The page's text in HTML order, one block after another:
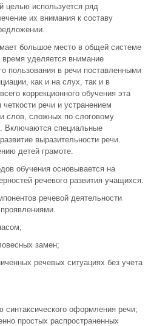
целью используется ряд
их внимания к составу
большое место в общей системе
время уделяется внимание
пользования в речи поставленными
как и на слух, так и в
коррекционного обучения эта
речи и устранением
слов, сложных по слоговому
Включаются специальные
выразительности речи.
детей грамоте.
обучения основывается на
речевого развития учащихся.
речевой деятельности
замен;
речевых ситуациях без учета
синтаксического оформления речи;
простых распространенных